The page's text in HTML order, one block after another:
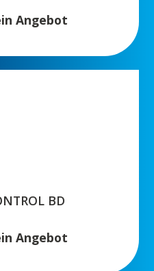
Angebot
BD
Angebot